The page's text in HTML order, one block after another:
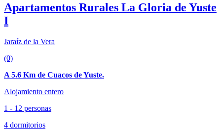
Apartamentos Rurales La Gloria de Yuste
I
Jaraíz de la Vera
(0)
A 5.6 Km de Cuacos de Yuste.
Alojamiento entero
1 - 12 personas
4 dormitorios